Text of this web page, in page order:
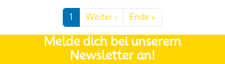
1 Weiter › Nächste Seite
Ende »
Melde dich bei unserem
Newsletter an!